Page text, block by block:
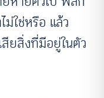
ม่ใช่หรือ แล้ว
ยสิ่งที่มีอยู่ในตัว